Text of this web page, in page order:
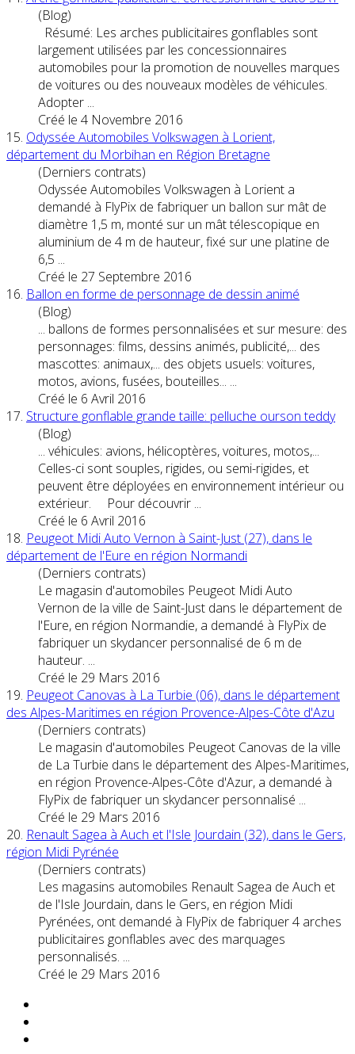
(Blog)
Résumé: Les arches publicitaires gonflables sont
largement utilisées par les concessionnaires
automobiles pour la promotion de nouvelles marques
de voitures ou des nouveaux modèles de véhicules.
Adopter ...
Créé le 4 Novembre 2016
15. Odyssée Automobiles Volkswagen à Lorient,
département du Morbihan en Région Bretagne
(Derniers contrats)
Odyssée Automobiles Volkswagen à Lorient a
demandé à FlyPix de fabriquer un ballon sur mât de
diamètre 1,5 m, monté sur un mât télescopique en
aluminium de 4 m de hauteur, fixé sur une platine de
6,5 ...
Créé le 27 Septembre 2016
16. Ballon en forme de personnage de dessin animé
(Blog)
... ballons de formes personnalisées et sur mesure: des
personnages: films, dessins animés, publicité,... des
mascottes: animaux,... des objets usuels: voitures,
motos, avions, fusées, bouteilles... ...
Créé le 6 Avril 2016
17. Structure gonflable grande taille: pelluche ourson teddy
(Blog)
... véhicules: avions, hélicoptères,voitures, motos,...
Celles-ci sont souples, rigides, ou semi-rigides, et
peuvent être déployées en environnement intérieur ou
extérieur. Pour découvrir ...
Créé le 6 Avril 2016
18. Peugeot Midi Auto Vernon à Saint-Just (27), dans le
département de l'Eure en région Normandi
(Derniers contrats)
Le magasin d'automobiles Peugeot Midi Auto
Vernon de la ville de Saint-Just dans le département de
l'Eure, en région Normandie, a demandé à FlyPix de
fabriquer un skydancer personnalisé de 6 m de
hauteur. ...
Créé le 29 Mars 2016
19. Peugeot Canovas à La Turbie (06), dans le département
des Alpes-Maritimes en région Provence-Alpes-Côte d'Azu
(Derniers contrats)
Le magasin d'automobiles Peugeot Canovas de la ville
de La Turbie dans le département des Alpes-Maritimes,
en région Provence-Alpes-Côte d'Azur, a demandé à
FlyPix de fabriquer un skydancer personnalisé ...
Créé le 29 Mars 2016
20. Renault Sagea à Auch et l'Isle Jourdain (32), dans le Gers,
région Midi Pyrénée
(Derniers contrats)
Les magasins automobiles Renault Sagea de Auch et
de l'Isle Jourdain, dans le Gers, en région Midi
Pyrénées, ont demandé à FlyPix de fabriquer 4 arches
publicitaires gonflables avec des marquages
personnalisés. ...
Créé le 29 Mars 2016